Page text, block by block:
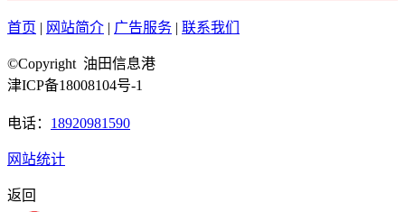
首页 | 网站简介 | 广告服务 | 联系我们
©Copyright 油田信息港
津ICP备18008104号-1
电话： 18920981590
网站统计
返回